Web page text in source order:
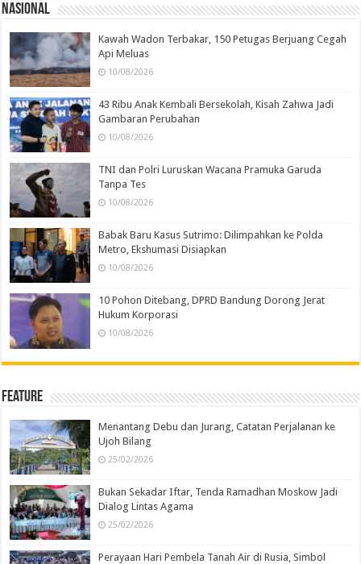
Nasional
Kawah Wadon Terbakar, 150 Petugas Berjuang Cegah
Api Meluas
10/08/2026
43 Ribu Anak Kembali Bersekolah, Kisah Zahwa Jadi
Gambaran Perubahan
10/08/2026
TNI dan Polri Luruskan Wacana Pramuka Garuda
Tanpa Tes
10/08/2026
Babak Baru Kasus Sutrimo: Dilimpahkan ke Polda
Metro, Ekshumasi Disiapkan
10/08/2026
10 Pohon Ditebang, DPRD Bandung Dorong Jerat
Hukum Korporasi
10/08/2026
Feature
Menantang Debu dan Jurang, Catatan Perjalanan ke
Ujoh Bilang
25/02/2026
Bukan Sekadar Iftar, Tenda Ramadhan Moskow Jadi
Dialog Lintas Agama
25/02/2026
Perayaan Hari Pembela Tanah Air di Rusia, Simbol